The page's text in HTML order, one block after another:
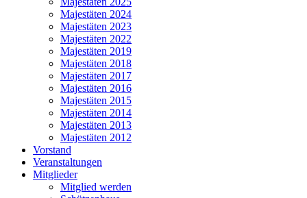
Majestäten 2024
Majestäten 2023
Majestäten 2022
Majestäten 2019
Majestäten 2018
Majestäten 2017
Majestäten 2016
Majestäten 2015
Majestäten 2014
Majestäten 2013
Majestäten 2012
Vorstand
Veranstaltungen
Mitglieder
Mitglied werden